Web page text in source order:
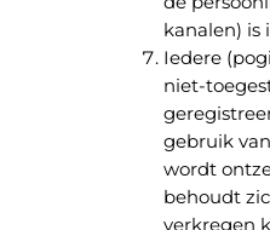
kanalen) is
Iedere
niet-
gebruik
wordt
behoudt
verkregen